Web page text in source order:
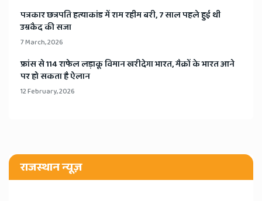
​पत्रकार छत्रपति हत्याकांड में राम रहीम बरी, 7 साल पहले हुई थी
उम्रकैद की सजा
7 March, 2026
​फ्रांस से 114 राफेल लड़ाकू विमान खरीदेगा भारत, मैक्रों के भारत आने
पर हो सकता है ऐलान
12 February, 2026
राजस्थान न्यूज़